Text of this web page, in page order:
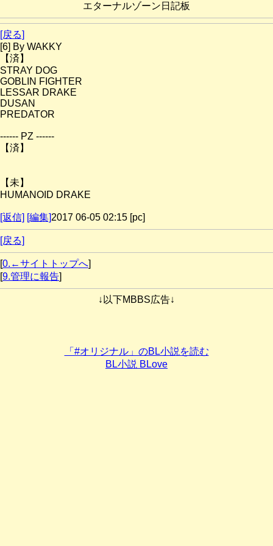
エターナルゾーン日記板
[戻る]
[6] By WAKKY
【済】
STRAY DOG
GOBLIN FIGHTER
LESSAR DRAKE
DUSAN
PREDATOR
------ PZ ------
【済】
【未】
HUMANOID DRAKE
[返信] [編集]2017 06-05 02:15 [pc]
[戻る]
[0.←サイトトップへ]
[9.管理に報告]
↓以下MBBS広告↓
「#オリジナル」のBL小説を読む
BL小説 BLove